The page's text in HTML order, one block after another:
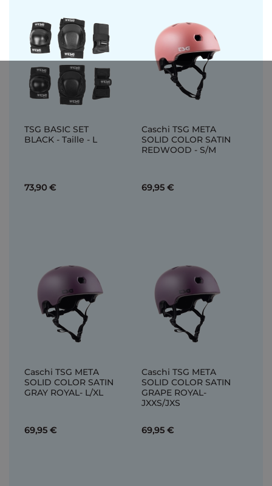
TSG BASIC SET
BLACK - Taille - L
73,90 €
Caschi TSG META
SOLID COLOR SATIN
REDWOOD - S/M
69,95 €
Caschi TSG META
SOLID COLOR SATIN
GRAY ROYAL- L/XL
69,95 €
Caschi TSG META
SOLID COLOR SATIN
GRAPE ROYAL-
JXXS/JXS
69,95 €